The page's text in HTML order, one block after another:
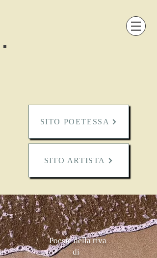
SITO POETESSA
SITO ARTISTA
Poesie della riva
di